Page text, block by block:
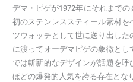
デマ・ピゲが1972年にそれまで
初のステンレススティール素材
ツウォッチとして世に送り出し
に渡ってオーデマピゲの象徴と
では斬新的なデザインが話題を
ほどの爆発的人気を誇る存在とな